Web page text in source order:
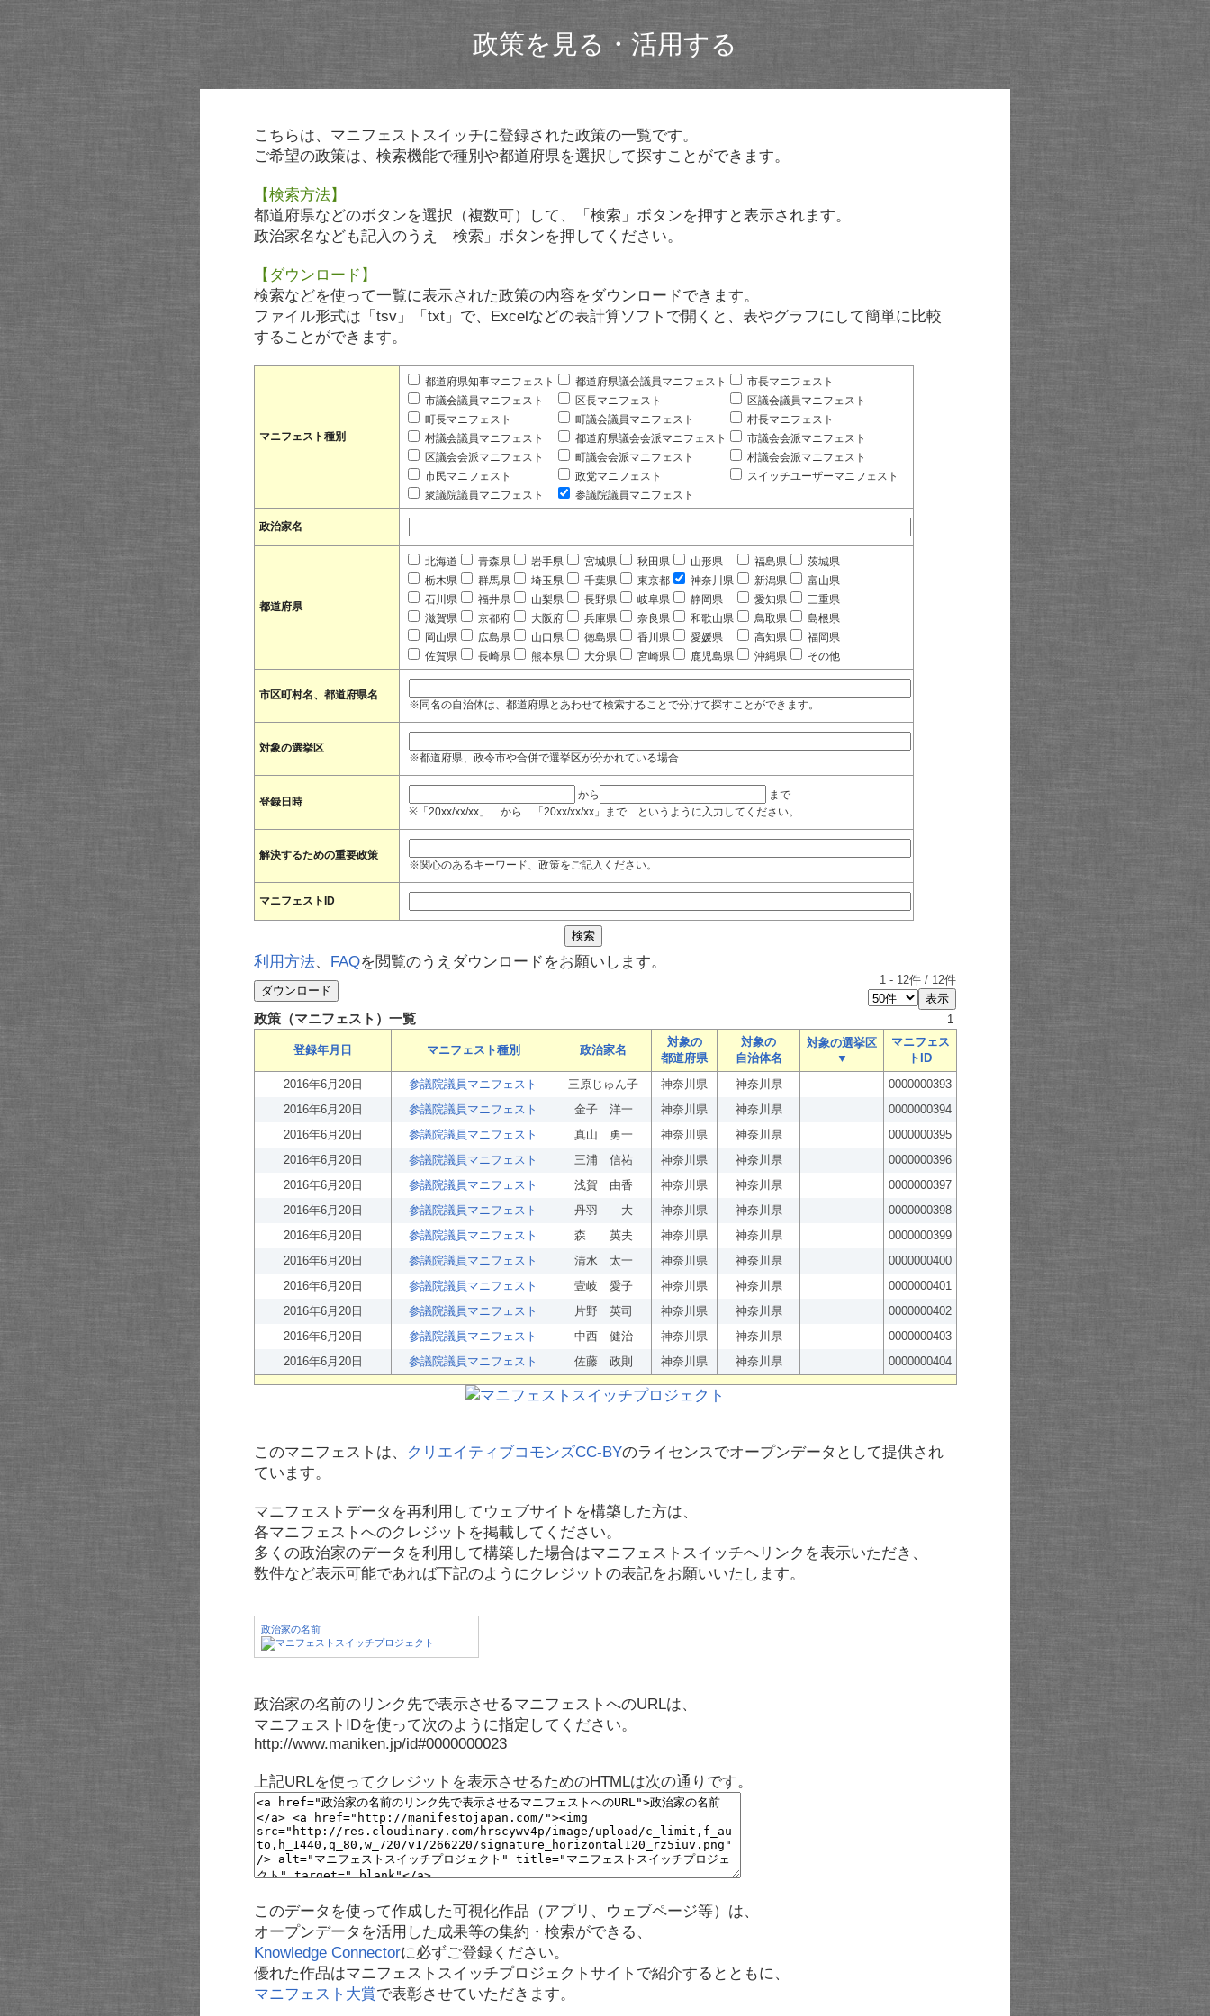
政策を見る・活用する
こちらは、マニフェストスイッチに登録された政策の一覧です。
ご希望の政策は、検索機能で種別や都道府県を選択して探すことができます。
【検索方法】
都道府県などのボタンを選択（複数可）して、「検索」ボタンを押すと表示されます。
政治家名なども記入のうえ「検索」ボタンを押してください。
【ダウンロード】
検索などを使って一覧に表示された政策の内容をダウンロードできます。
ファイル形式は「tsv」「txt」で、Excelなどの表計算ソフトで開くと、表やグラフにして簡単に比較
することができます。
マニフェスト種別
都道府県知事マニフェスト 都道府県議会議員マニフェスト
市長マニフェスト
市議会議員マニフェスト
区長マニフェスト
区議会議員マニフェスト
町長マニフェスト
町議会議員マニフェスト
村長マニフェスト
村議会議員マニフェスト
都道府県議会会派マニフェスト
市議会会派マニフェスト
区議会会派マニフェスト
町議会会派マニフェスト
村議会会派マニフェスト
市民マニフェスト
政党マニフェスト
スイッチユーザーマニフェスト
衆議院議員マニフェスト
参議院議員マニフェスト
政治家名
都道府県
北海道 青森県 岩手県 宮城県 秋田県 山形県 福島県
茨城県
栃木県
群馬県 埼玉県 千葉県 東京都 神奈川県 新潟県
富山県
石川県
福井県 山梨県 長野県 岐阜県 静岡県 愛知県
三重県
滋賀県
京都府 大阪府 兵庫県 奈良県 和歌山県 鳥取県
島根県
岡山県
広島県 山口県 徳島県 香川県 愛媛県 高知県
福岡県
佐賀県
長崎県 熊本県 大分県 宮崎県 鹿児島県 沖縄県 その他
市区町村名、都道府県名
※同名の自治体は、都道府県とあわせて検索することで分けて探すことができます。
対象の選挙区
※都道府県、政令市や合併で選挙区が分かれている場合
登録日時
から
まで
※「20xx/xx/xx」 から 「20xx/xx/xx」まで というように入力してください。
解決するための重要政策
※関心のあるキーワード、政策をご記入ください。
マニフェストID
利用方法、 FAQを閲覧のうえダウンロードをお願いします。
1 - 12件 / 12件
政策（マニフェスト）一覧 1
登録年月日 マニフェスト種別 政治家名
対象の
都道府県
対象の
自治体名
対象の選挙区
▼
マニフェス
トID
2016年6月20日
参議院議員マニフェスト 三原じゅん子 神奈川県 神奈川県
0000000393
2016年6月20日
参議院議員マニフェスト 金子 洋一 神奈川県 神奈川県
0000000394
2016年6月20日
参議院議員マニフェスト 真山 勇一 神奈川県 神奈川県
0000000395
2016年6月20日
参議院議員マニフェスト 三浦 信祐 神奈川県 神奈川県
0000000396
2016年6月20日
参議院議員マニフェスト 浅賀 由香 神奈川県 神奈川県
0000000397
2016年6月20日
参議院議員マニフェスト 丹羽 大 神奈川県 神奈川県
0000000398
2016年6月20日
参議院議員マニフェスト 森 英夫 神奈川県 神奈川県
0000000399
2016年6月20日
参議院議員マニフェスト 清水 太一 神奈川県 神奈川県
0000000400
2016年6月20日
参議院議員マニフェスト 壹岐 愛子 神奈川県 神奈川県
0000000401
2016年6月20日
参議院議員マニフェスト 片野 英司 神奈川県 神奈川県
0000000402
2016年6月20日
参議院議員マニフェスト 中西 健治 神奈川県 神奈川県
0000000403
2016年6月20日
参議院議員マニフェスト 佐藤 政則 神奈川県 神奈川県 0000000404
このマニフェストは、 クリエイティブコモンズCC-BYのライセンスでオープンデータとして提供され
ています。
マニフェストデータを再利用してウェブサイトを構築した方は、
各マニフェストへのクレジットを掲載してください。
多くの政治家のデータを利用して構築した場合はマニフェストスイッチへリンクを表示いただき、
数件など表示可能であれば下記のようにクレジットの表記をお願いいたします。
政治家の名前
政治家の名前のリンク先で表示させるマニフェストへのURLは、
マニフェストIDを使って次のように指定してください。
http://www.maniken.jp/id#0000000023
上記URLを使ってクレジットを表示させるためのHTMLは次の通りです。
このデータを使って作成した可視化作品（アプリ、ウェブページ等）は、
オープンデータを活用した成果等の集約・検索ができる、
Knowledge Connectorに必ずご登録ください。
優れた作品はマニフェストスイッチプロジェクトサイトで紹介するとともに、
マニフェスト大賞で表彰させていただきます。